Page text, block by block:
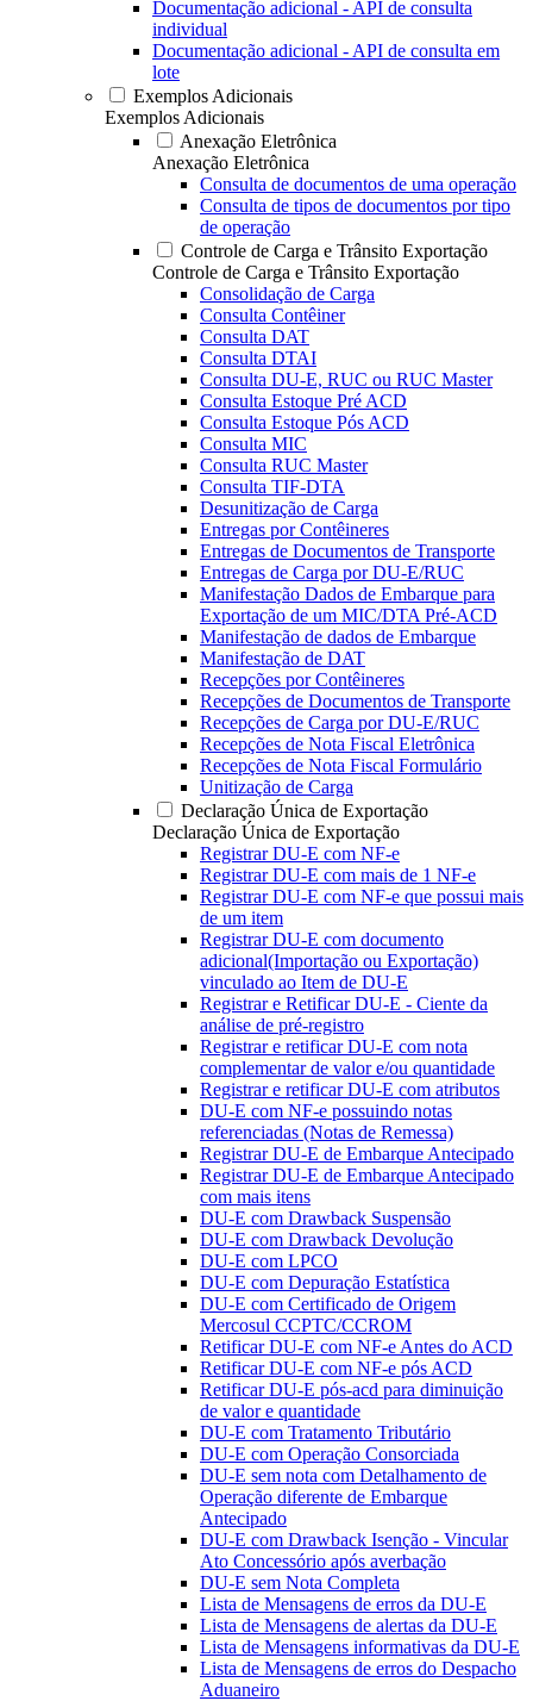
Documentação adicional - API de consulta
individual
Documentação adicional - API de consulta em
lote
Exemplos Adicionais
Exemplos Adicionais
Anexação Eletrônica
Anexação Eletrônica
Consulta de documentos de uma operação
Consulta de tipos de documentos por tipo
de operação
Controle de Carga e Trânsito Exportação
Controle de Carga e Trânsito Exportação
Consolidação de Carga
Consulta Contêiner
Consulta DAT
Consulta DTAI
Consulta DU-E, RUC ou RUC Master
Consulta Estoque Pré ACD
Consulta Estoque Pós ACD
Consulta MIC
Consulta RUC Master
Consulta TIF-DTA
Desunitização de Carga
Entregas por Contêineres
Entregas de Documentos de Transporte
Entregas de Carga por DU-E/RUC
Manifestação Dados de Embarque para
Exportação de um MIC/DTA Pré-ACD
Manifestação de dados de Embarque
Manifestação de DAT
Recepções por Contêineres
Recepções de Documentos de Transporte
Recepções de Carga por DU-E/RUC
Recepções de Nota Fiscal Eletrônica
Recepções de Nota Fiscal Formulário
Unitização de Carga
Declaração Única de Exportação
Declaração Única de Exportação
Registrar DU-E com NF-e
Registrar DU-E com mais de 1 NF-e
Registrar DU-E com NF-e que possui mais
de um item
Registrar DU-E com documento
adicional(Importação ou Exportação)
vinculado ao Item de DU-E
Registrar e Retificar DU-E - Ciente da
análise de pré-registro
Registrar e retificar DU-E com nota
complementar de valor e/ou quantidade
Registrar e retificar DU-E com atributos
DU-E com NF-e possuindo notas
referenciadas (Notas de Remessa)
Registrar DU-E de Embarque Antecipado
Registrar DU-E de Embarque Antecipado
com mais itens
DU-E com Drawback Suspensão
DU-E com Drawback Devolução
DU-E com LPCO
DU-E com Depuração Estatística
DU-E com Certificado de Origem
Mercosul CCPTC/CCROM
Retificar DU-E com NF-e Antes do ACD
Retificar DU-E com NF-e pós ACD
Retificar DU-E pós-acd para diminuição
de valor e quantidade
DU-E com Tratamento Tributário
DU-E com Operação Consorciada
DU-E sem nota com Detalhamento de
Operação diferente de Embarque
Antecipado
DU-E com Drawback Isenção - Vincular
Ato Concessório após averbação
DU-E sem Nota Completa
Lista de Mensagens de erros da DU-E
Lista de Mensagens de alertas da DU-E
Lista de Mensagens informativas da DU-E
Lista de Mensagens de erros do Despacho
Aduaneiro